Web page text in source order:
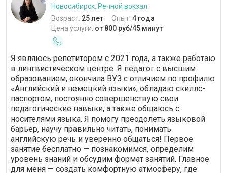
Новосибирск, Речной вокзал
Возраст: 25 лет Опыт: 4 года
Цена услуги: от 800 руб/45 минут
Я являюсь репетитором с 2021 года, а также работаю
в лингвистическом центре. Я педагог с высшим
образованием, окончила ВУЗ с отличием по профилю
«Английский и немецкий языки», обладаю скиллс-
паспортом, постоянно совершенствую свои
педагогические навыки, а также общаюсь с
носителями языка. Я помогу преодолеть языковой
барьер, научу правильно читать, понимать
английскую речь и уверенно общаться! Первое
занятие бесплатно — познакомимся, определим
уровень знаний и обсудим формат занятий. Главное
для меня — создать комфортную атмосферу, где